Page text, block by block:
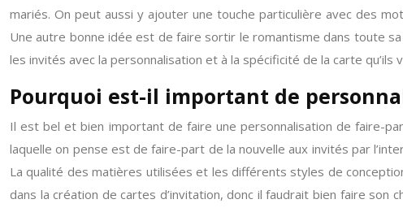
mariés. On peut aussi y ajouter une touche particulière avec des
Une autre bonne idée est de faire sortir le romantisme dans toute
les invités avec la personnalisation et à la spécificité de la carte qu’ils
Pourquoi est-il important de
Il est bel et bien important de faire une personnalisation de faire-
laquelle on pense est de faire-part de la nouvelle aux invités par
La qualité des matières utilisées et les différents styles de
dans la création de cartes d’invitation, donc il faudrait bien faire